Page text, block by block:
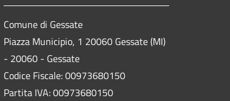
Comune di Gessate
Piazza Municipio, 1 20060 Gessate (MI)
- 20060 - Gessate
Codice Fiscale: 00973680150
Partita IVA: 00973680150